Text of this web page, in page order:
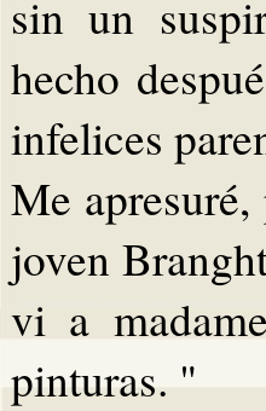
sin un
hecho
infelices
Me
joven
vi a
pinturas. "